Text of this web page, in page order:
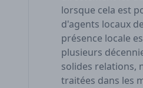
lorsque cela est
d'agents locaux
présence locale
plusieurs
solides relations,
traitées dans les